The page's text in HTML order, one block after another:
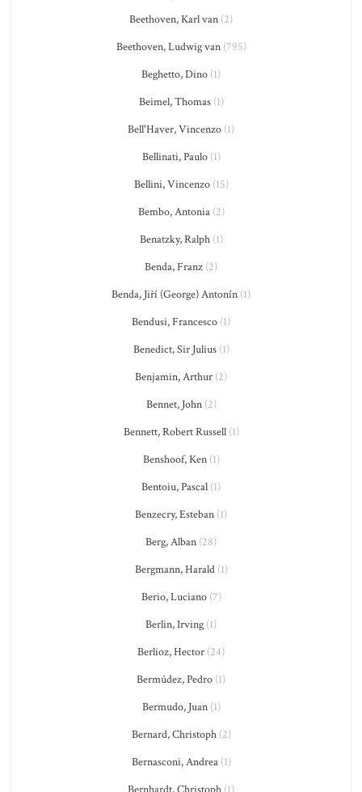
Beethoven, Karl van (2)
Beethoven, Ludwig van(795)
Beghetto, Dino (1)
Beimel, Thomas(1)
Bell'Haver, Vincenzo (1)
Bellinati, Paulo(1)
Bellini, Vincenzo(15)
Bembo, Antonia(2)
Benatzky, Ralph(1)
Benda, Franz (2)
Benda, Jiří (George) Antonín (1)
Bendusi, Francesco (1)
Benedict, Sir Julius(1)
Benjamin, Arthur (2)
Bennet, John(2)
Bennett, Robert Russell(1)
Benshoof, Ken(1)
Bentoiu, Pascal (1)
Benzecry, Esteban (1)
Berg, Alban (28)
Bergmann, Harald(1)
Berio, Luciano(7)
Berlin, Irving (1)
Berlioz, Hector (24)
Bermúdez, Pedro (1)
Bermudo, Juan(1)
Bernard, Christoph(2)
Bernasconi, Andrea(1)